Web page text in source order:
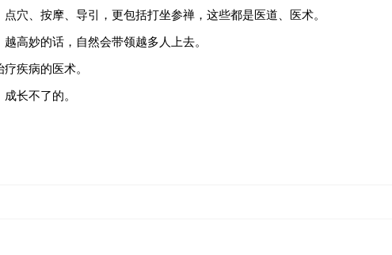
穴、按摩、导引，更包括打坐参禅，这些都是医道、医术。
高妙的话，自然会带领越多人上去。
疾病的医术。
长不了的。